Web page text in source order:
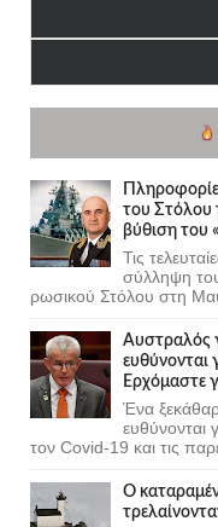
του Στόλου
βύθιση του
Τις
σύλληψη
ρωσικού Στόλου στη
Αυστραλός
ευθύνονται
Ερχόμαστε
Ένα
ευθύνονται
τον Covid-19 και τις
Ο